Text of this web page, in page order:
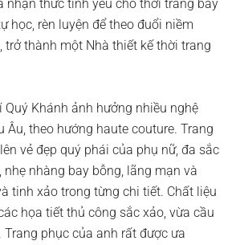
nhận thức tình yêu cho thời trang bấy
học, rèn luyện để theo đuổi niềm
trở thành một Nhà thiết kế thời trang
Quý Khánh ảnh hưởng nhiều nghệ
Âu, theo hướng haute couture. Trang
vẻ đẹp quý phái của phụ nữ, đa sắc
nhàng bay bỗng, lãng mạn và
tinh xảo trong từng chi tiết. Chất liệu
họa tiết thủ công sắc xảo, vừa cầu
Trang phục của anh rất được ưa